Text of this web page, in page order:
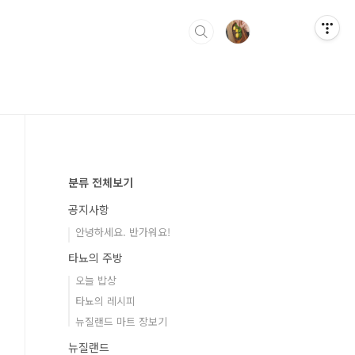
분류 전체보기
공지사항
안녕하세요. 반가워요!
타뇨의 주방
오늘 밥상
타뇨의 레시피
뉴질랜드 마트 장보기
뉴질랜드